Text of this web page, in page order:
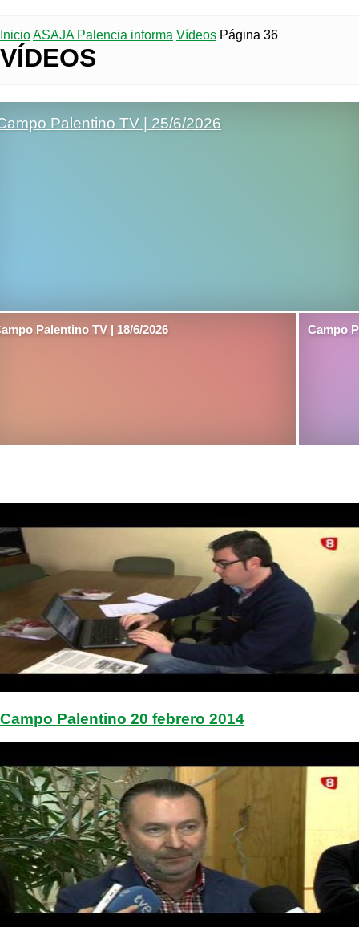
InicioASAJA Palencia informa Vídeos Página 36
VÍDEOS
Palentino TV | 25/6/2026
Palentino TV | 18/6/2026 Campo
Campo Palentino 20 febrero 2014